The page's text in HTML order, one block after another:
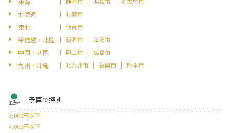
北海道 札幌市
東北 仙台市
甲信越・北陸 新潟市 金沢市
中国・四国 岡山市 広島市
九州・沖縄 北九州市 福岡市 熊本市
予算で探す
3,000円以下
4,000円以下